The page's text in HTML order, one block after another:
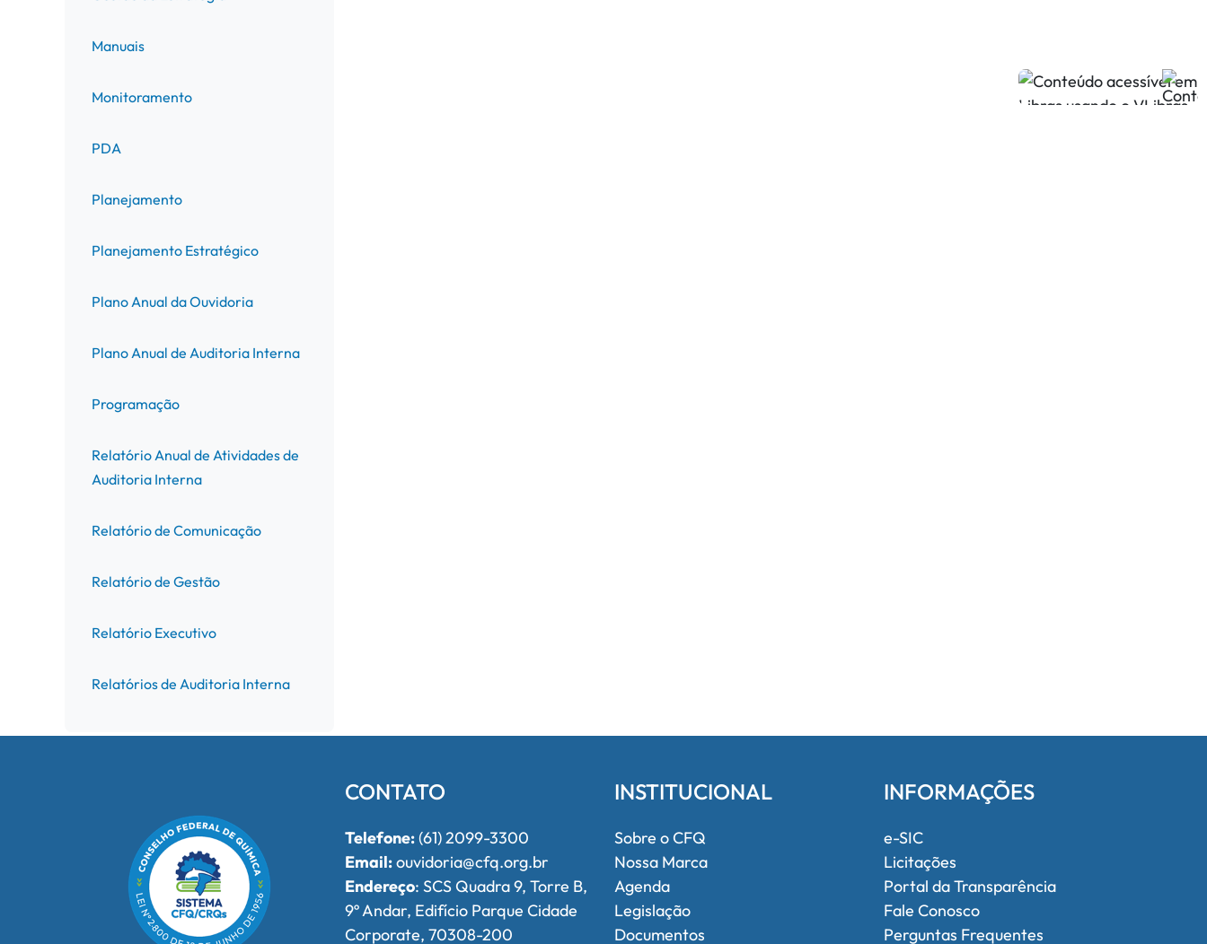
Manuais
Monitoramento
PDA
Planejamento
Planejamento Estratégico
Plano Anual da Ouvidoria
Plano Anual de Auditoria Interna
Programação
Relatório Anual de Atividades de
Auditoria Interna
Relatório de Comunicação
Relatório de Gestão
Relatório Executivo
Relatórios de Auditoria Interna
CONTATO
Telefone:(61) 2099-3300
Email:ouvidoria@cfq.org.br
Endereço: SCS Quadra 9, Torre B,
9º Andar, Edifício Parque Cidade
Corporate, 70308-200
INSTITUCIONAL
Sobre o CFQ
Nossa Marca
Agenda
Legislação
Documentos
INFORMAÇÕES
e-SIC
Licitações
Portal da Transparência
Fale Conosco
Perguntas Frequentes